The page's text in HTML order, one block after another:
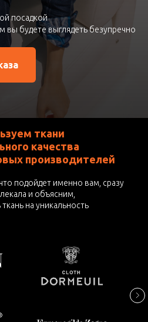
посадкой
вы будете выглядеть безупречно
ткани
качества
производителей
подойдет именно вам, сразу
и объясним,
на уникальность